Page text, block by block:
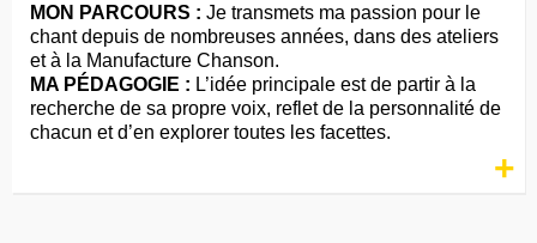
MON PARCOURS : Je transmets ma passion pour le
chant depuis de nombreuses années, dans des ateliers
et à la Manufacture Chanson.
MA PÉDAGOGIE : L’idée principale est de partir à la
recherche de sa propre voix, reflet de la personnalité de
chacun et d’en explorer toutes les facettes.
+